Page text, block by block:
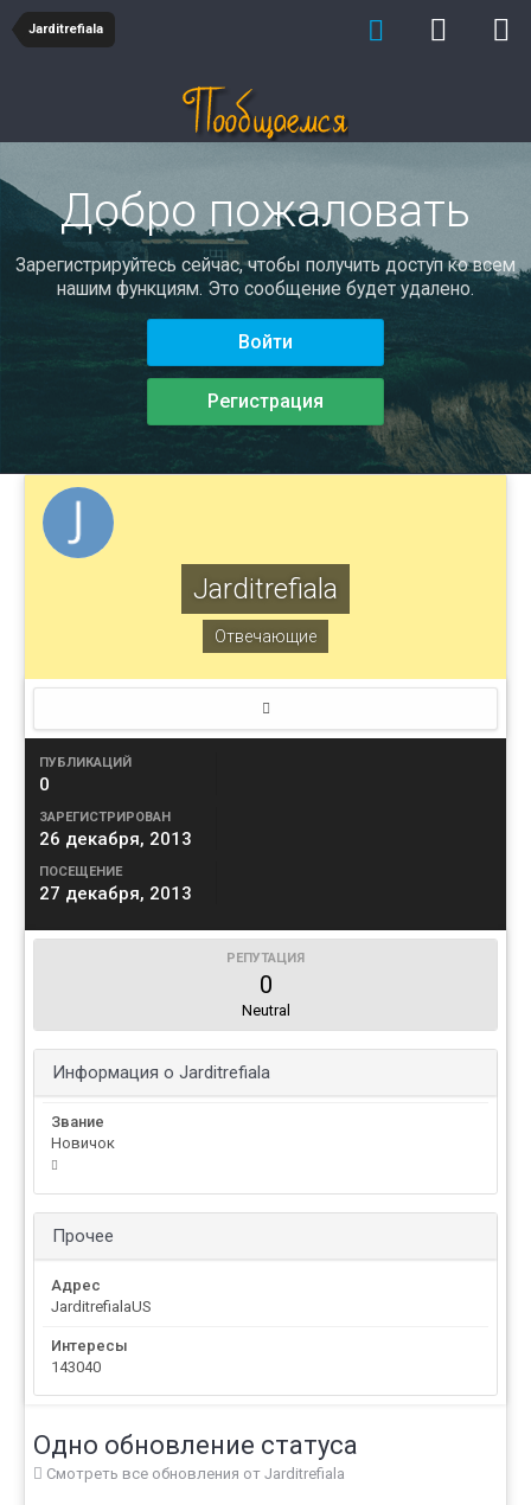
Jarditrefiala
Добро пожаловать
Зарегистрируйтесь сейчас, чтобы получить доступ ко всем
нашим функциям. Это сообщение будет удалено.
Войти
Регистрация
Jarditrefiala
Отвечающие
ПУБЛИКАЦИЙ
0
ЗАРЕГИСТРИРОВАН
26 декабря, 2013
ПОСЕЩЕНИЕ
27 декабря, 2013
РЕПУТАЦИЯ
0
Neutral
Информация о Jarditrefiala
Звание
Новичок
Прочее
Адрес
JarditrefialaUS
Интересы
143040
Одно обновление статуса
Смотреть все обновления от Jarditrefiala